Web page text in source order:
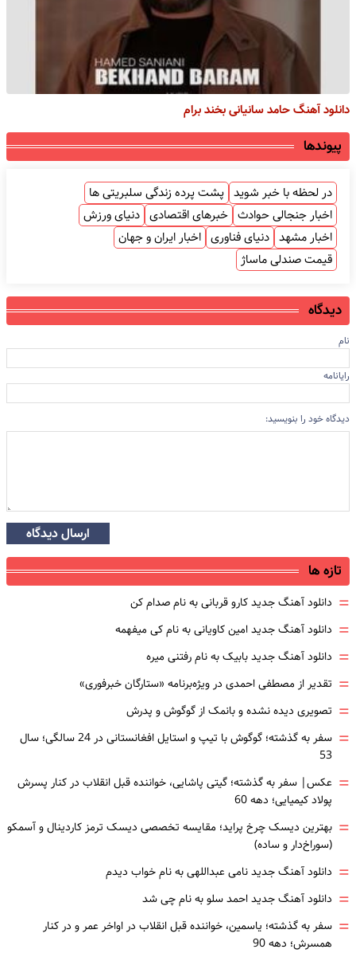
دانلود آهنگ حامد سانیانی بخند برام
پیوندها
در لحظه با خبر شوید پشت پرده زندگی سلبریتی ها
اخبار جنجالی حوادث خبرهای اقتصادی دنیای ورزش
اخبار مشهد دنیای فناوری اخبار ایران و جهان
قیمت صندلی ماساژ
دیدگاه
نام
رایانامه
دیدگاه خود را بنویسید:
ارسال دیدگاه
تازه ها
= دانلود آهنگ جدید کارو قربانی به نام صدام کن
= دانلود آهنگ جدید امین کاویانی به نام کی میفهمه
= دانلود آهنگ جدید بابیک به نام رفتنی میره
= تقدیر از مصطفی احمدی در ویژه‌برنامه «ستارگان خبرفوری»
= تصویری دیده نشده و بانمک از گوگوش و پدرش
=
سفر به گذشته؛ گوگوش با تیپ و استایل افغانستانی در 24 سالگی؛ سال
53
= عکس| سفر به گذشته؛ گیتی پاشایی، خواننده قبل انقلاب در کنار پسرش
پولاد کیمیایی؛ دهه 60
= بهترین دیسک چرخ پراید؛ مقایسه تخصصی دیسک ترمز کاردینال و آسمکو
(سوراخ‌دار و ساده)
= دانلود آهنگ جدید نامی عبداللهی به نام خواب دیدم
= دانلود آهنگ جدید احمد سلو به نام چی شد
= سفر به گذشته؛ یاسمین، خواننده قبل انقلاب در اواخر عمر و در کنار
همسرش؛ دهه 90